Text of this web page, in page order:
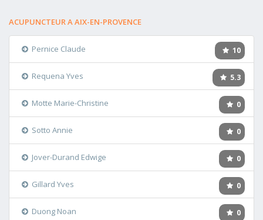
ACUPUNCTEUR A AIX-EN-PROVENCE
10
Pernice Claude
5.3
Requena Yves
0
Motte Marie-Christine
0
Sotto Annie
0
Jover-Durand Edwige
0
Gillard Yves
0
Duong Noan